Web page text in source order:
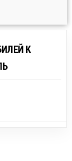
К